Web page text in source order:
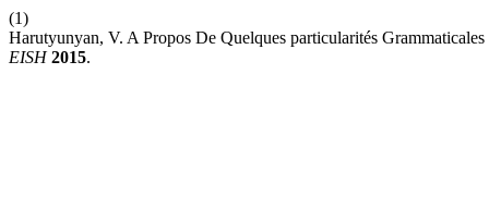
(1)
Harutyunyan, V. A Propos De Quelques particularités
EISH 2015.